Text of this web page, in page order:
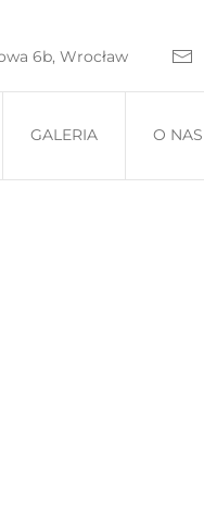
6b, Wrocław
GALERIA O NAS